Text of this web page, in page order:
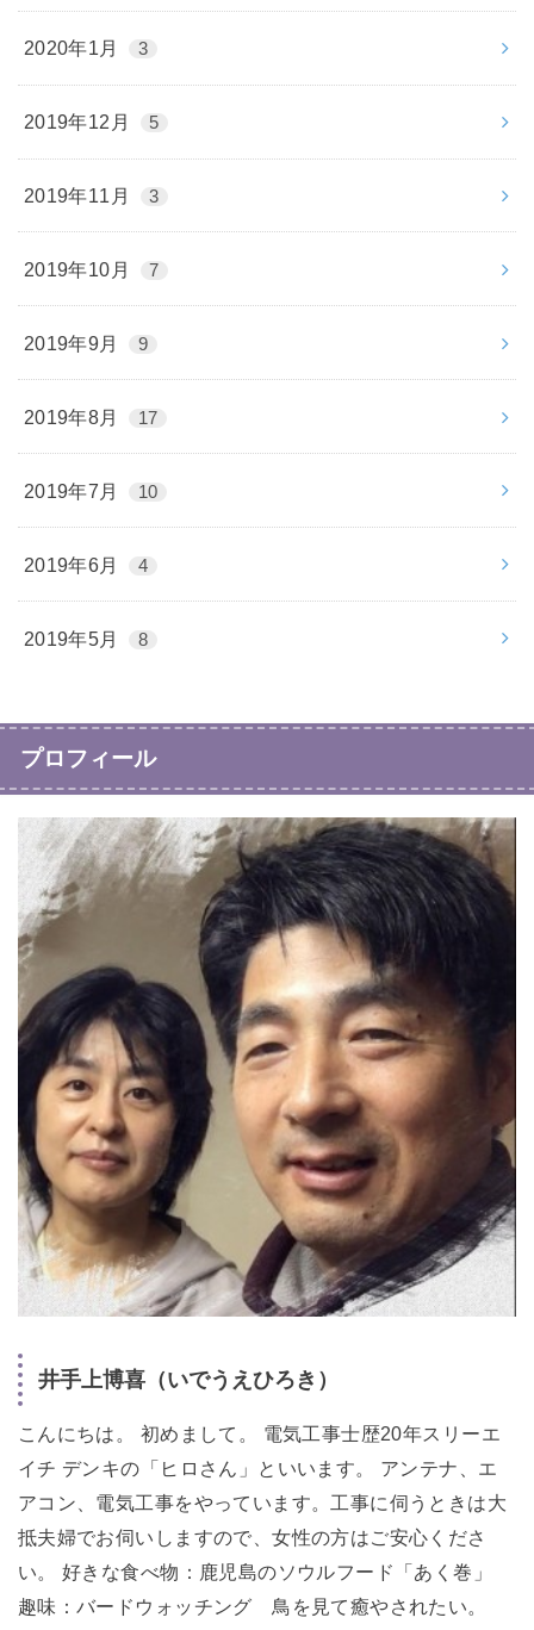
2020年1月 3
2019年12月 5
2019年11月 3
2019年10月 7
2019年9月 9
2019年8月 17
2019年7月 10
2019年6月 4
2019年5月 8
プロフィール
井手上博喜（いでうえひろき）
こんにちは。 初めまして。 電気工事士歴20年スリーエ
イチ デンキの「ヒロさん」といいます。 アンテナ、エ
アコン、電気工事をやっています。工事に伺うときは大
抵夫婦でお伺いしますので、女性の方はご安心くださ
い。 好きな食べ物：鹿児島のソウルフード「あく巻」
趣味：バードウォッチング 鳥を見て癒やされたい。